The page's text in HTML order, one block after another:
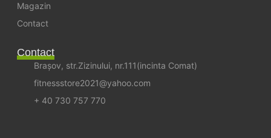
Magazin
Contact
Contact
Brașov, str.Zizinului, nr.111(incinta Comat)
fitnessstore2021@yahoo.com
+ 40 730 757 770